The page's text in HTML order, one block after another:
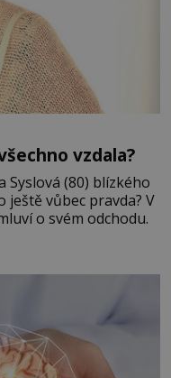
vzdala?
Syslová (80) blízkého
vůbec pravda? V
o svém odchodu.